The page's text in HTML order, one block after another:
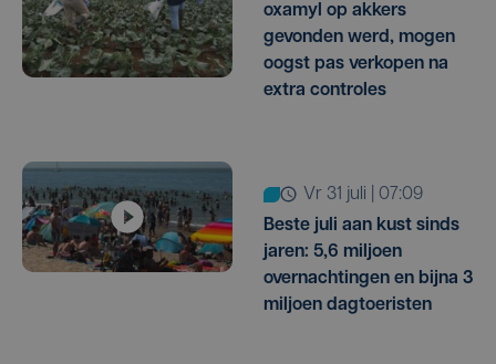
oxamyl op akkers
gevonden werd, mogen
oogst pas verkopen na
extra controles
vr 31 juli | 07:09
Beste juli aan kust sinds
jaren: 5,6 miljoen
overnachtingen en bijna 3
miljoen dagtoeristen